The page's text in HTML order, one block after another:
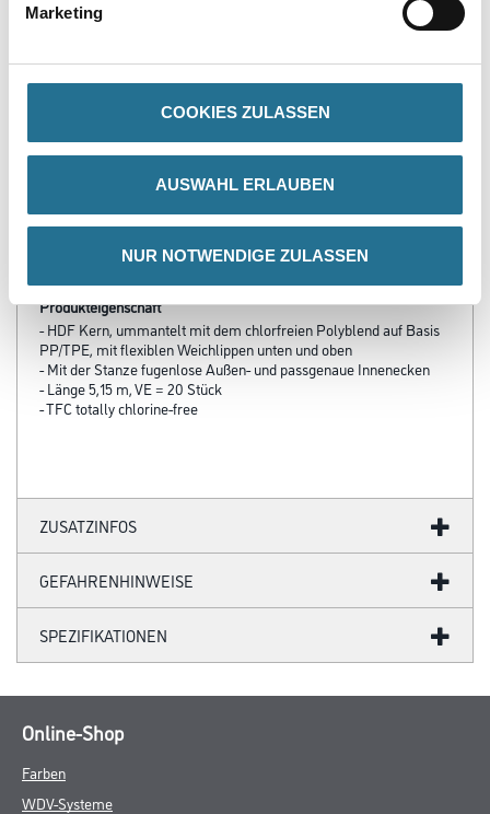
Marketing
COOKIES ZULASSEN
AUSWAHL ERLAUBEN
NUR NOTWENDIGE ZULASSEN
WD Skelettpistole für
Kartuschen
Bitte einloggen, um Preise zu
sehen
PRODUKTEIGENSCHAFTEN
Produkteigenschaft
- HDF Kern, ummantelt mit dem chlorfreien Polyblend auf Basis
PP/TPE, mit flexiblen Weichlippen unten und oben
- Mit der Stanze fugenlose Außen- und passgenaue Innenecken
- Länge 5,15 m, VE = 20 Stück
- TFC totally chlorine-free
ZUSATZINFOS
GEFAHRENHINWEISE
SPEZIFIKATIONEN
Online-Shop
Farben
WDV-Systeme